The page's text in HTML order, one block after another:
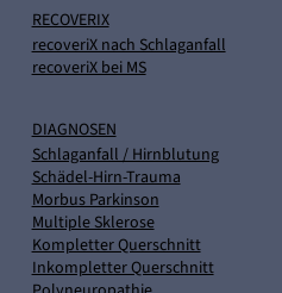
RECOVERIX
recoveriX nach Schlaganfall
recoveriX bei MS
DIAGNOSEN
Schlaganfall / Hirnblutung
Schädel-Hirn-Trauma
Morbus Parkinson
Multiple Sklerose
Kompletter Querschnitt
Inkompletter Querschnitt